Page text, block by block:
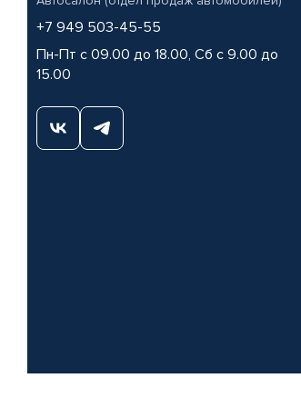
+7 949 503-45-55
Пн-Пт с 09.00 до 18.00, Сб с 9.00 до
15.00